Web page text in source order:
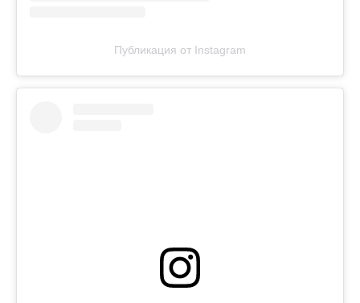
Публикация от Instagram